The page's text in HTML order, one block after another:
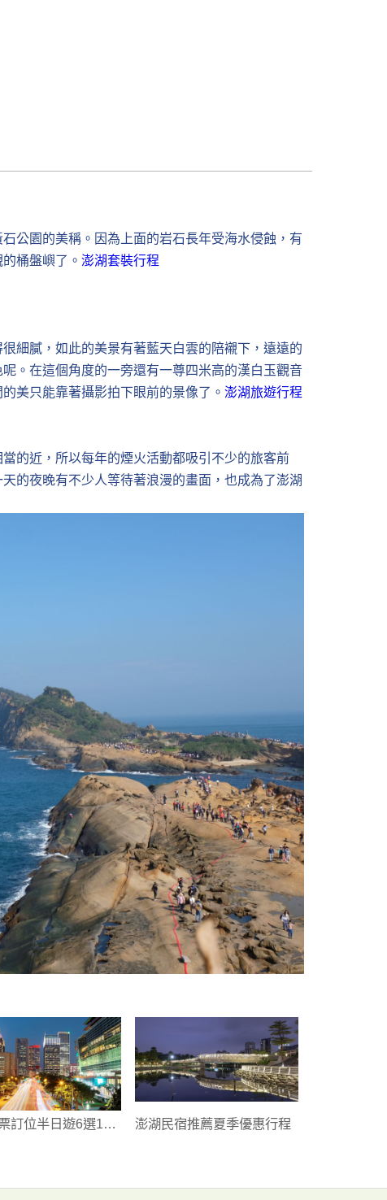
公園的美稱。因為上面的岩石長年受海水侵蝕，有
桶盤嶼了。 澎湖套裝行程
細膩，如此的美景有著藍天白雲的陪襯下，遠遠的
。在這個角度的一旁還有一尊四米高的漢白玉觀音
美只能靠著攝影拍下眼前的景像了。 澎湖旅遊行程
的近，所以每年的煙火活動都吸引不少的旅客前
的夜晚有不少人等待著浪漫的畫面，也成為了澎湖
訂位半日遊6選1澎
澎湖民宿推薦夏季優惠行程